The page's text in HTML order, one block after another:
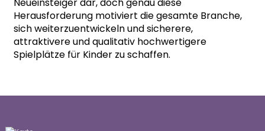
Neueinsteiger dar, doch genau diese
Herausforderung motiviert die gesamte Branche,
sich weiterzuentwickeln und sicherere,
attraktivere und qualitativ hochwertigere
Spielplätze für Kinder zu schaffen.